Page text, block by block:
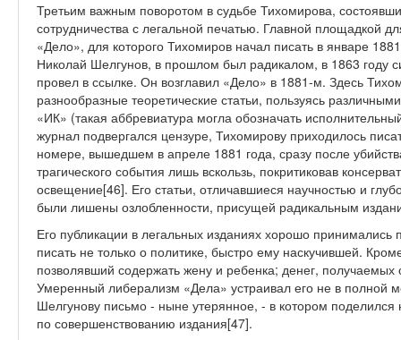
Третьим важным поворотом в судьбе Тихомирова,
сотрудничества с легальной печатью. Главной площадкой
«Дело», для которого Тихомиров начал писать в январе
Николай Шелгунов, в прошлом был радикалом, в 1863 году
провел в ссылке. Он возглавил «Дело» в 1881-м. Здесь
разнообразные теоретические статьи, пользуясь
«ИК» (такая аббревиатура могла обозначать
журнал подвергался цензуре, Тихомирову приходилось
номере, вышедшем в апреле 1881 года, сразу после
трагического события лишь вскользь, покритиковав
освещение[46]. Его статьи, отличавшиеся научностью и
были лишены озлобленности, присущей радикальным
Его публикации в легальных изданиях хорошо принимались
писать не только о политике, быстро ему наскучившей.
позволявший содержать жену и ребенка; денег,
Умеренный либерализм «Дела» устраивал его не в полной
Шелгунову письмо - ныне утерянное, - в котором
по совершенствованию издания[47].